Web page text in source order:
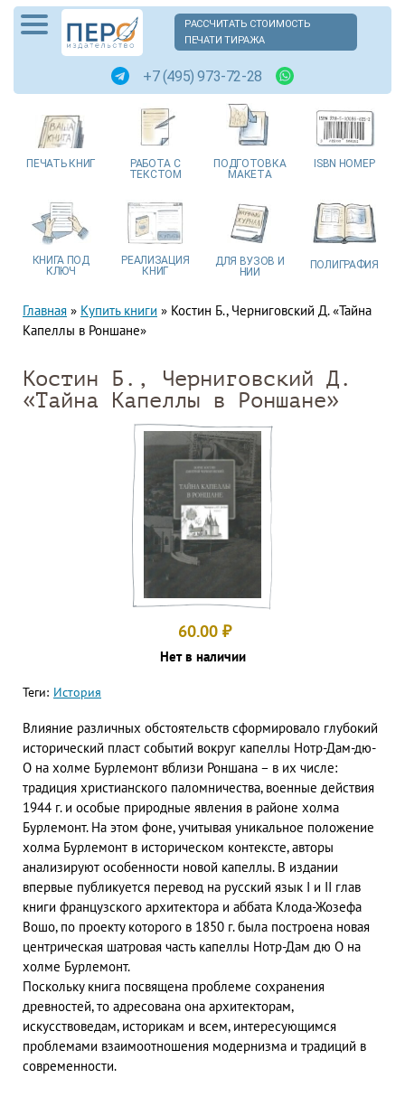
РАССЧИТАТЬ СТОИМОСТЬ
ПЕЧАТИ ТИРАЖА
+7 (495) 973-72-28
ПЕЧАТЬ КНИГ РАБОТА С
ТЕКСТОМ
ПОДГОТОВКА
МАКЕТА
ISBN НОМЕР
КНИГА ПОД
КЛЮЧ
РЕАЛИЗАЦИЯ
КНИГ
ДЛЯ ВУЗОВ И
НИИ
ПОЛИГРАФИЯ
Главная » Купить книги » Костин Б., Черниговский Д. «Тайна
Капеллы в Роншане»
Костин Б., Черниговский Д.
«Тайна Капеллы в Роншане»
60.00 ₽
Нет в наличии
Теги: История
Влияние различных обстоятельств сформировало глубокий
исторический пласт событий вокруг капеллы Нотр-Дам-дю-
О на холме Бурлемонт вблизи Роншана – в их числе:
традиция христианского паломничества, военные действия
1944 г. и особые природные явления в районе холма
Бурлемонт. На этом фоне, учитывая уникальное положение
холма Бурлемонт в историческом контексте, авторы
анализируют особенности новой капеллы. В издании
впервые публикуется перевод на русский язык I и II глав
книги французского архитектора и аббата Клода-Жозефа
Вошо, по проекту которого в 1850 г. была построена новая
центрическая шатровая часть капеллы Нотр-Дам дю О на
холме Бурлемонт.
Поскольку книга посвящена проблеме сохранения
древностей, то адресована она архитекторам,
искусствоведам, историкам и всем, интересующимся
проблемами взаимоотношения модернизма и традиций в
современности.